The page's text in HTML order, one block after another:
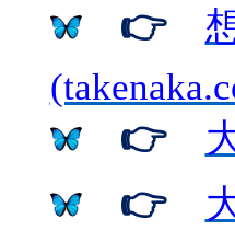
👉
👉
👉